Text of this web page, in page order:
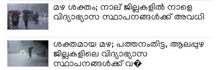
മഴ ശക്തം; നാല് ജില്ലകളിൽ നാളെ
വിദ്യാഭ്യാസ സ്ഥാപനങ്ങൾക്ക് അവധി
ശക്തമായ മഴ; പത്തനംതിട്ട, ആലപ്പുഴ
ജില്ലകളിലെ വിദ്യാഭ്യാസ
സ്ഥാപനങ്ങൾക്ക് വ�